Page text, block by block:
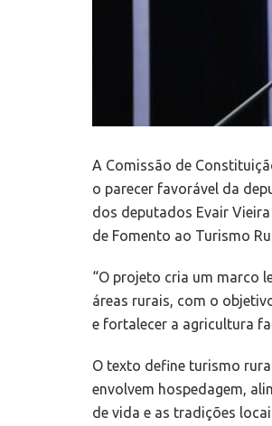
A Comissão de
o parecer favorável da
dos deputados Evair
de Fomento ao Turismo
“O projeto cria um marco
áreas rurais, com o
e fortalecer a agricultura
O texto define turismo
envolvem hospedagem,
de vida e as tradições